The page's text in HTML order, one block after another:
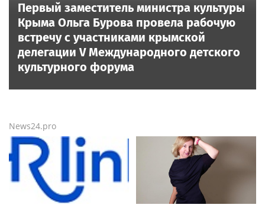
Первый заместитель министра культуры
Крыма Ольга Бурова провела рабочую
встречу с участниками крымской
делегации V Международного детского
культурного форума
News24.pro